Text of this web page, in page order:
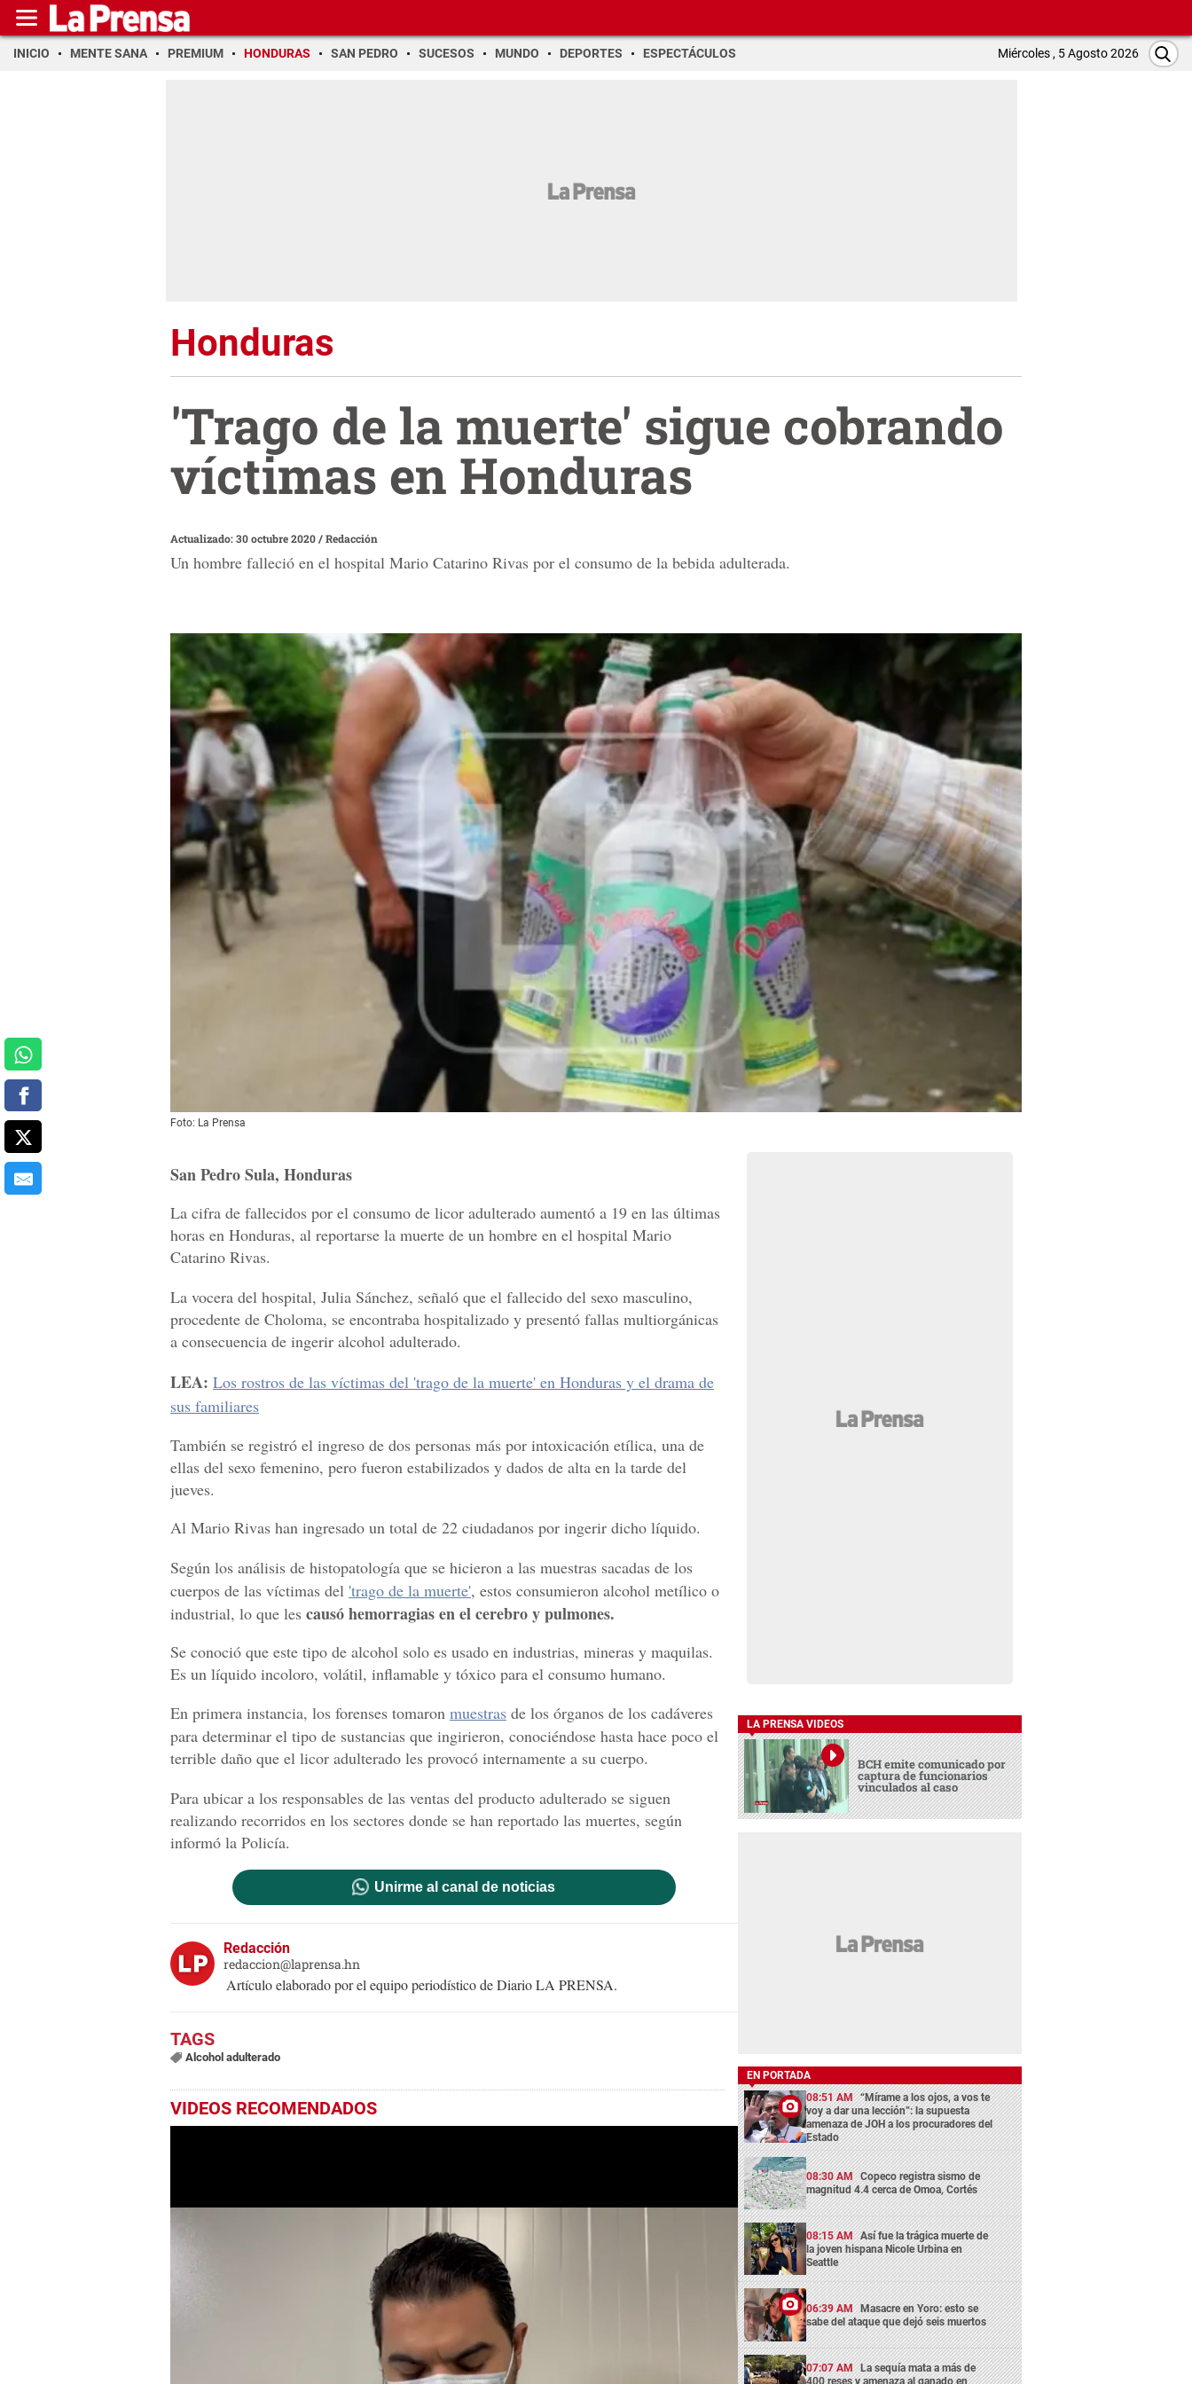
INICIO MENTE SANA PREMIUM HONDURAS SAN PEDRO SUCESOS MUNDO DEPORTES ESPECTÁCULOS Miércoles , 5 Agosto 2026
Honduras
'Trago de la muerte' sigue cobrando
víctimas en Honduras
Actualizado: 30 octubre 2020/Redacción
Un hombre falleció en el hospital Mario Catarino Rivas por el consumo de la bebida adulterada.
Foto: La Prensa
San Pedro Sula, Honduras
La cifra de fallecidos por el consumo de licor adulterado aumentó a 19 en las últimas
horas en Honduras, al reportarse la muerte de un hombre en el hospital Mario
Catarino Rivas.
La vocera del hospital, Julia Sánchez, señaló que el fallecido del sexo masculino,
procedente de Choloma, se encontraba hospitalizado y presentó fallas multiorgánicas
a consecuencia de ingerir alcohol adulterado.
LEA: Los rostros de las víctimas del 'trago de la muerte' en Honduras y el drama de
sus familiares
También se registró el ingreso de dos personas más por intoxicación etílica, una de
ellas del sexo femenino, pero fueron estabilizados y dados de alta en la tarde del
jueves.
Al Mario Rivas han ingresado un total de 22 ciudadanos por ingerir dicho líquido.
Según los análisis de histopatología que se hicieron a las muestras sacadas de los
cuerpos de las víctimas del 'trago de la muerte', estos consumieron alcohol metílico o
industrial, lo que les causó hemorragias en el cerebro y pulmones.
Se conoció que este tipo de alcohol solo es usado en industrias, mineras y maquilas.
Es un líquido incoloro, volátil, inflamable y tóxico para el consumo humano.
En primera instancia, los forenses tomaron muestras de los órganos de los cadáveres
para determinar el tipo de sustancias que ingirieron, conociéndose hasta hace poco el
terrible daño que el licor adulterado les provocó internamente a su cuerpo.
Para ubicar a los responsables de las ventas del producto adulterado se siguen
realizando recorridos en los sectores donde se han reportado las muertes, según
informó la Policía.
Unirme al canal de noticias
Redacción
redaccion@laprensa.hn
Artículo elaborado por el equipo periodístico de Diario LA PRENSA.
Alcohol adulterado
VIDEOS RECOMENDADOS
LA PRENSA VIDEOS
BCH emite comunicado por
captura de funcionarios
vinculados al caso
EN PORTADA
08:51 AM “Mírame a los ojos, a vos te
voy a dar una lección”: la supuesta
amenaza de JOH a los procuradores del
Estado
08:30 AM Copeco registra sismo de
magnitud 4.4 cerca de Omoa, Cortés
08:15 AM Así fue la trágica muerte de
la joven hispana Nicole Urbina en
Seattle
06:39 AM Masacre en Yoro: esto se
sabe del ataque que dejó seis muertos
07:07 AM La sequía mata a más de
400 reses y amenaza al ganado en